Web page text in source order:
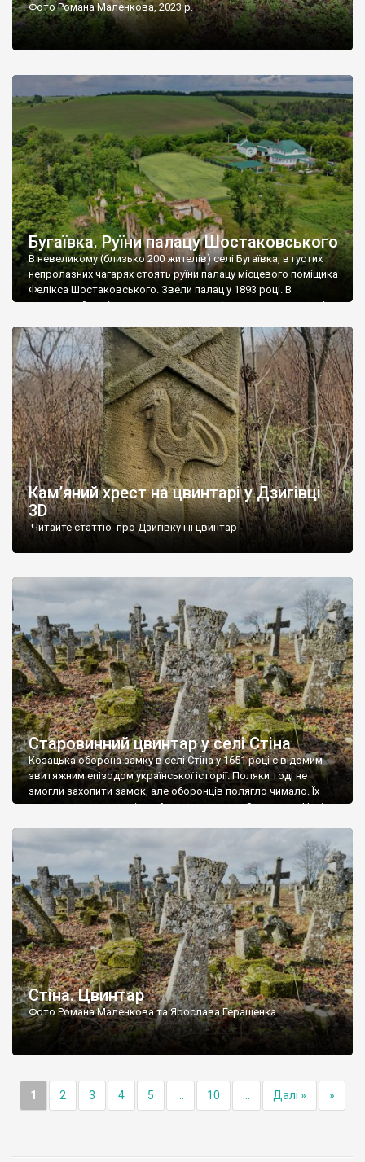
Фото Романа Маленкова, 2023 р.
Бугаївка. Руїни палацу Шостаковського
В невеликому (близько 200 жителів) селі Бугаївка, в густих
непролазних чагарях стоять руїни палацу місцевого поміщика
Фелікса Шостаковського. Звели палац у 1893 році. В
радянський період у ньому спочатку містилася школа, потім
століття тут розмістили туберкульозну лікарню. Коли із
палацу виїхала лікарня – ми точно не […]
Кам’яний хрест на цвинтарі у Дзигівці
3D
Читайте статтю про Дзигівку і її цвинтар
Старовинний цвинтар у селі Стіна
Козацька оборона замку в селі Стіна у 1651 році є відомим
звитяжним епізодом української історії. Поляки тоді не
змогли захопити замок, але оборонців полягло чимало. Їх
поховали на цвинтарі, який тоді називався Замковим. Нині на
ньому чимало хрестів 19 століття, є такі, де епітафії стер […]
Стіна. Цвинтар
Фото Романа Маленкова та Ярослава Геращенка
1 2 3 4 5 10 Далі » »